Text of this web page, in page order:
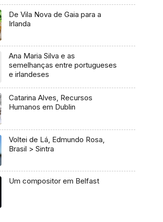
De Vila Nova de Gaia para a
Irlanda
Ana Maria Silva e as
semelhanças entre portugueses
e irlandeses
Catarina Alves, Recursos
Humanos em Dublin
Voltei de Lá, Edmundo Rosa,
Brasil > Sintra
Um compositor em Belfast